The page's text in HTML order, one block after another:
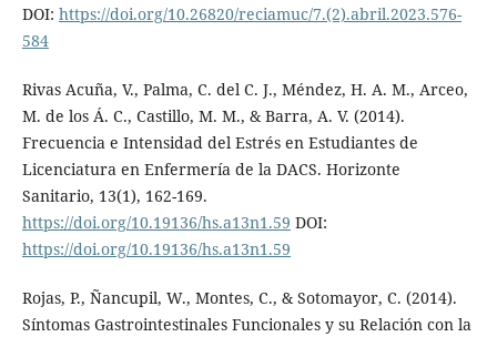
DOI: https://doi.org/10.26820/reciamuc/7.(2).abril.2023.576-
584
Rivas Acuña, V., Palma, C. del C. J., Méndez, H. A. M., Arceo,
M. de los Á. C., Castillo, M. M., & Barra, A. V. (2014).
Frecuencia e Intensidad del Estrés en Estudiantes de
Licenciatura en Enfermería de la DACS. Horizonte
Sanitario, 13(1), 162-169.
https://doi.org/10.19136/hs.a13n1.59 DOI:
https://doi.org/10.19136/hs.a13n1.59
Rojas, P., Ñancupil, W., Montes, C., & Sotomayor, C. (2014).
Síntomas Gastrointestinales Funcionales y su Relación con la